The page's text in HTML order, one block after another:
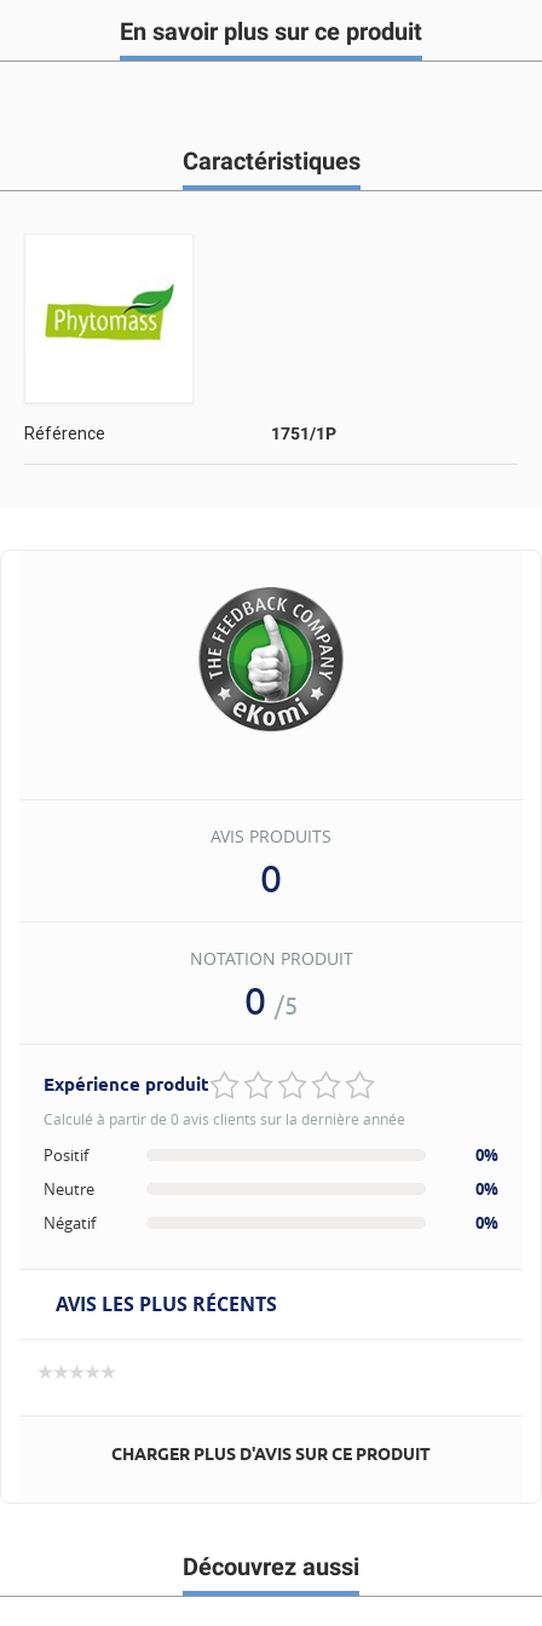
En savoir plus sur ce produit
Caractéristiques
Référence 1751/1P
AVIS PRODUITS
0
NOTATION PRODUIT
0 /5
Expérience produit
Calculé à partir de 0 avis clients sur la dernière année
Positif
0%
Neutre
0%
Négatif
0%
AVIS LES PLUS RÉCENTS
CHARGER PLUS D'AVIS SUR CE PRODUIT
Découvrez aussi